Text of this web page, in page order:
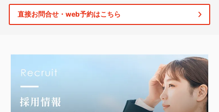
直接お問合せ・web予約はこちら